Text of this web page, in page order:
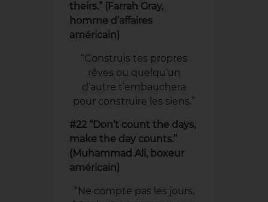
theirs.” (Farrah Gray,
homme d’affaires
américain)
“Construis tes propres
rêves ou quelqu’un
d’autre t’embauchera
pour construire les siens.”
#22 “Don’t count the days,
make the day counts.”
(Muhammad Ali, boxeur
américain)
“Ne compte pas les jours,